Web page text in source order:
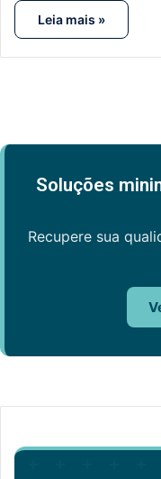
Leia mais »
Soluções
Recupere sua